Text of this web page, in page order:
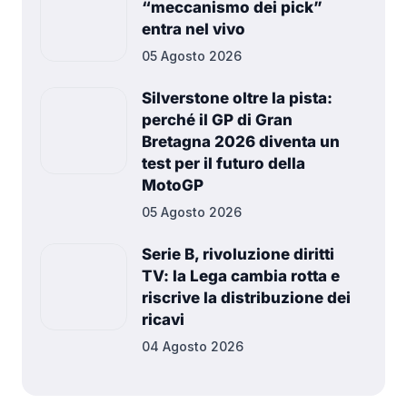
“meccanismo dei pick”
entra nel vivo
05 Agosto 2026
Silverstone oltre la pista:
perché il GP di Gran
Bretagna 2026 diventa un
test per il futuro della
MotoGP
05 Agosto 2026
Serie B, rivoluzione diritti
TV: la Lega cambia rotta e
riscrive la distribuzione dei
ricavi
04 Agosto 2026